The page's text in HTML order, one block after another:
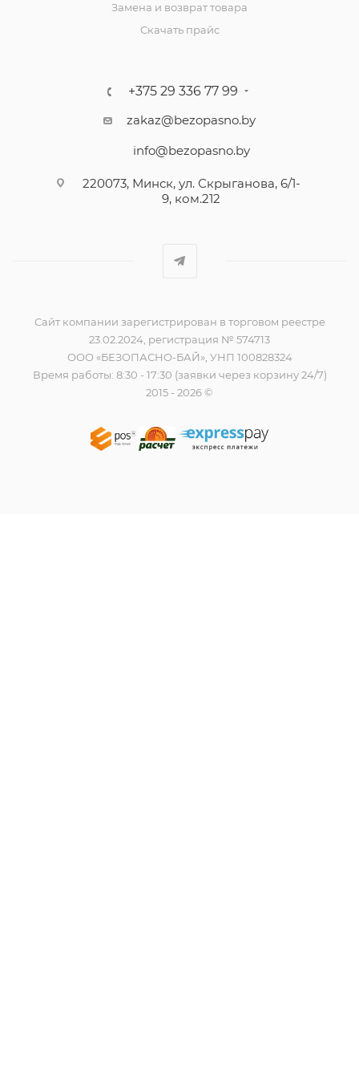
Замена и возврат товара
Скачать прайс
+375 29 336 77 99
zakaz@bezopasno.by
info@bezopasno.by
220073, Минск, ул. Скрыганова, 6/1-
9, ком.212
Сайт компании зарегистрирован в торговом реестре
23.02.2024, регистрация № 574713
ООО «БЕЗОПАСНО-БАЙ», УНП 100828324
Время работы: 8:30 - 17:30 (заявки через корзину 24/7)
2015 - 2026 ©